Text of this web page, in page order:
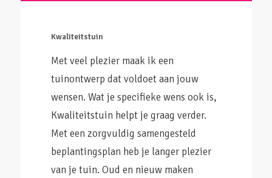
Kwaliteitstuin
Met veel plezier maak ik een
tuinontwerp dat voldoet aan jouw
wensen. Wat je specifieke wens ook is,
Kwaliteitstuin helpt je graag verder.
Met een zorgvuldig samengesteld
beplantingsplan heb je langer plezier
van je tuin. Oud en nieuw maken